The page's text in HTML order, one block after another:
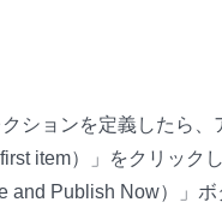
ションを定義したら
item）」をクリック
and Publish Now）」